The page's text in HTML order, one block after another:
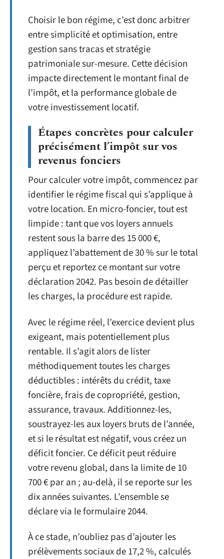
Choisir le bon régime, c’est donc arbitrer
entre simplicité et optimisation, entre
gestion sans tracas et stratégie
patrimoniale sur-mesure. Cette décision
impacte directement le montant final de
l’impôt, et la performance globale de
votre investissement locatif.
Étapes concrètes pour calculer
précisément l’impôt sur vos
revenus fonciers
Pour calculer votre impôt, commencez par
identifier le régime fiscal qui s’applique à
votre location. En micro-foncier, tout est
limpide : tant que vos loyers annuels
restent sous la barre des 15 000 €,
appliquez l’abattement de 30 % sur le total
perçu et reportez ce montant sur votre
déclaration 2042. Pas besoin de détailler
les charges, la procédure est rapide.
Avec le régime réel, l’exercice devient plus
exigeant, mais potentiellement plus
rentable. Il s’agit alors de lister
méthodiquement toutes les charges
déductibles : intérêts du crédit, taxe
foncière, frais de copropriété, gestion,
assurance, travaux. Additionnez-les,
soustrayez-les aux loyers bruts de l’année,
et si le résultat est négatif, vous créez un
déficit foncier. Ce déficit peut réduire
votre revenu global, dans la limite de 10
700 € par an ; au-delà, il se reporte sur les
dix années suivantes. L’ensemble se
déclare via le formulaire 2044.
À ce stade, n’oubliez pas d’ajouter les
prélèvements sociaux de 17,2 %, calculés